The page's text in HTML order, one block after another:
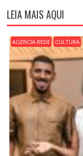
Ç
Ã
O
D
E
P
O
T
LEIA MAIS AQUI
AGENCIA REDE CULTURA